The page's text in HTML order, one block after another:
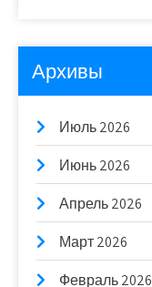
Архивы
Июль 2026
Июнь 2026
Апрель 2026
Март 2026
Февраль 2026